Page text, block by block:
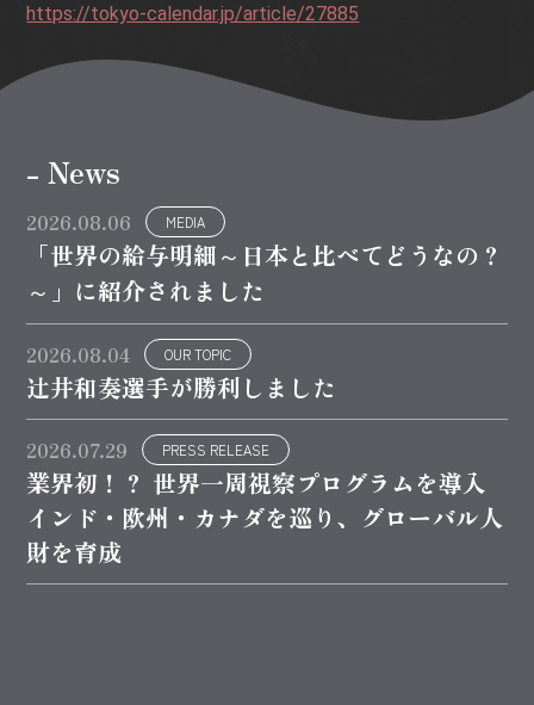
https://tokyo-calendar.jp/article/27885
- News
2026.08.06 MEDIA
「世界の給与明細～日本と比べてどうなの？
～」に紹介されました
2026.08.04 OUR TOPIC
辻井和奏選手が勝利しました
2026.07.29 PRESS RELEASE
業界初！？ 世界一周視察プログラムを導入
インド・欧州・カナダを巡り、グローバル人
財を育成